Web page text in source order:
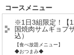
コースメニュー
※1日3組限定！【
国焼肉サムギョプ
込）
【食べ放題メニュー】
◆おつまみ◆